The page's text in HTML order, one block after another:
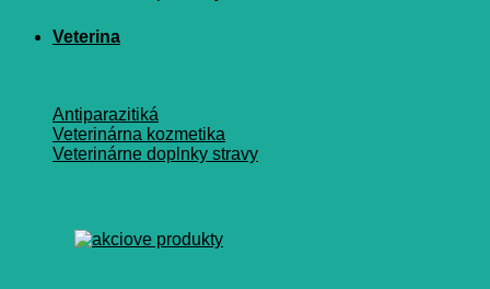
Veterina
Antiparazitiká
Veterinárna kozmetika
Veterinárne doplnky stravy